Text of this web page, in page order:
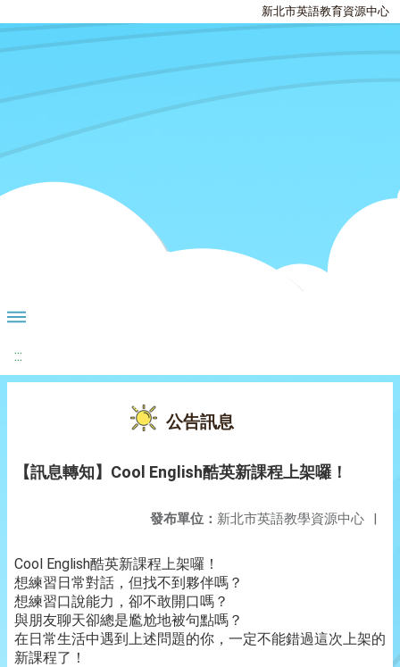
新北市英語教育資源中心
:::
公告訊息
【訊息轉知】Cool English酷英新課程上架囉！
發布單位： 新北市英語教學資源中心 |
Cool English酷英新課程上架囉！
想練習日常對話，但找不到夥伴嗎？
想練習口說能力，卻不敢開口嗎？
與朋友聊天卻總是尷尬地被句點嗎？
在日常生活中遇到上述問題的你，一定不能錯過這次上架的
新課程了！